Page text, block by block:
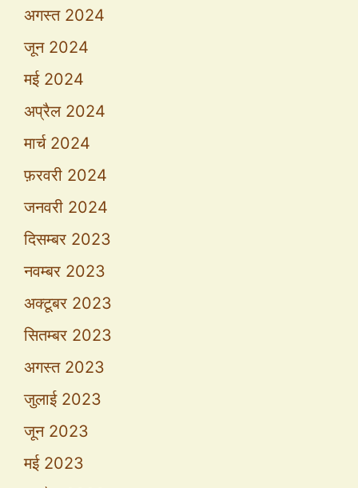
अगस्त 2024
जून 2024
मई 2024
अप्रैल 2024
मार्च 2024
फ़रवरी 2024
जनवरी 2024
दिसम्बर 2023
नवम्बर 2023
अक्टूबर 2023
सितम्बर 2023
अगस्त 2023
जुलाई 2023
जून 2023
मई 2023